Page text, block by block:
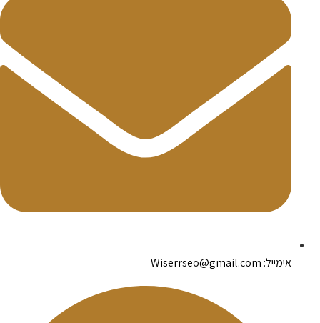
אימייל: Wiserrseo@gmail.com